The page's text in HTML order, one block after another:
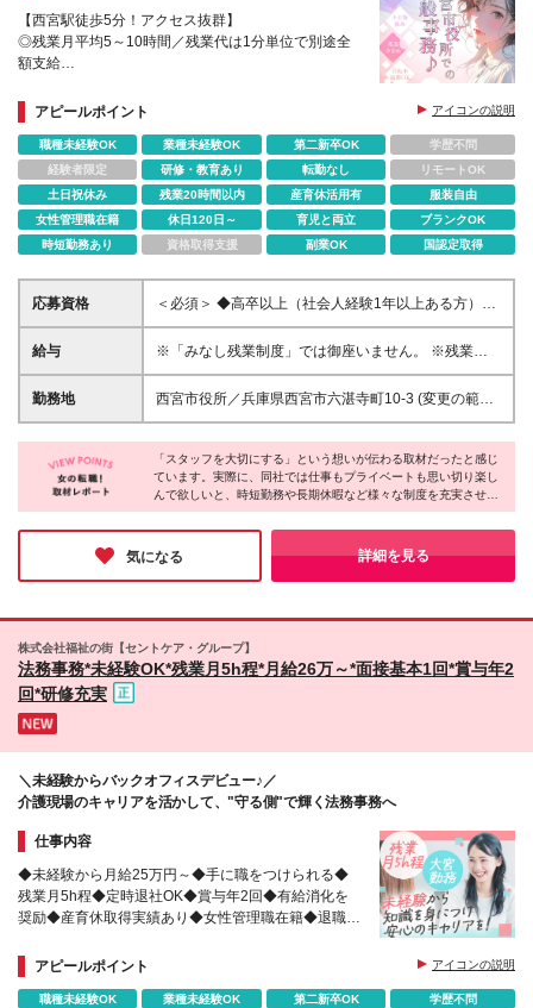
【西宮駅徒歩5分！アクセス抜群】
◎残業月平均5～10時間／残業代は1分単位で別途全
額支給
◎転勤なし！地域限定の募集です。
◎総合職などへのキャリアアップも目指せる♪
アピールポイント アイコンの説明
職種未経験OK 業種未経験OK 第二新卒OK
学歴不問
経験者限定
研修・教育あり 転勤なし
リモートOK
土日祝休み
残業20時間以内 産育休活用有
服装自由
女性管理職在籍
休日120日～ 育児と両立
ブランクOK
時短勤務あり
資格取得支援 副業OK 国認定取得
応募資格
＜必須＞ ◆高卒以上（社会人経験1年以上ある方）
◆PCでの入力操作ができること
給与
※「みなし残業制度」では御座いません。 ※残業代1
分単位で別途全額支給となります。 正社員（エリア
職）月給190,600円～+残業代 ◆入社後2ヵ月は試用期
＜正社員（エリア職）での勤務＞ 地域で長く勤めた
い、家庭の事情で遠方への異動はできない、 そんな
方々に向けての雇用形態です。 無期雇用で勤務する
勤務地
西宮市役所／兵庫県西宮市六湛寺町10-3 (変更の範囲)
上記を除く当社関連勤務地
「スタッフを大切にする」という想いが伝わる取材だったと感じ
ています。実際に、同社では仕事もプライベートも思い切り楽し
んで欲しいと、時短勤務や長期休暇など様々な制度を充実させて
いるそう。社内の雰囲気も温かく、お互いに協力しながら楽しく
取り組んでいる様子が印象的です。自治体や官公庁で、イキイキ
と長いキャリアを築く。その希望を叶えるのに、ピッタリな環境
がある会社だと思いますよ！
気になる 詳細を見る
株式会社福祉の街【セントケア・グループ】
法務事務*未経験OK*残業月5h程*月給26万～*面接基本1回*賞与年2
回*研修充実
＼未経験からバックオフィスデビュー♪／
介護現場のキャリアを活かして、"守る側"で輝く法務事務へ
仕事内容
◆未経験から月給25万円～◆手に職をつけられる◆
残業月5h程◆定時退社OK◆賞与年2回◆有給消化を
奨励◆産育休取得実績あり◆女性管理職在籍◆退職金
アピールポイント
アイコンの説明
職種未経験OK 業種未経験OK 第二新卒OK
学歴不問